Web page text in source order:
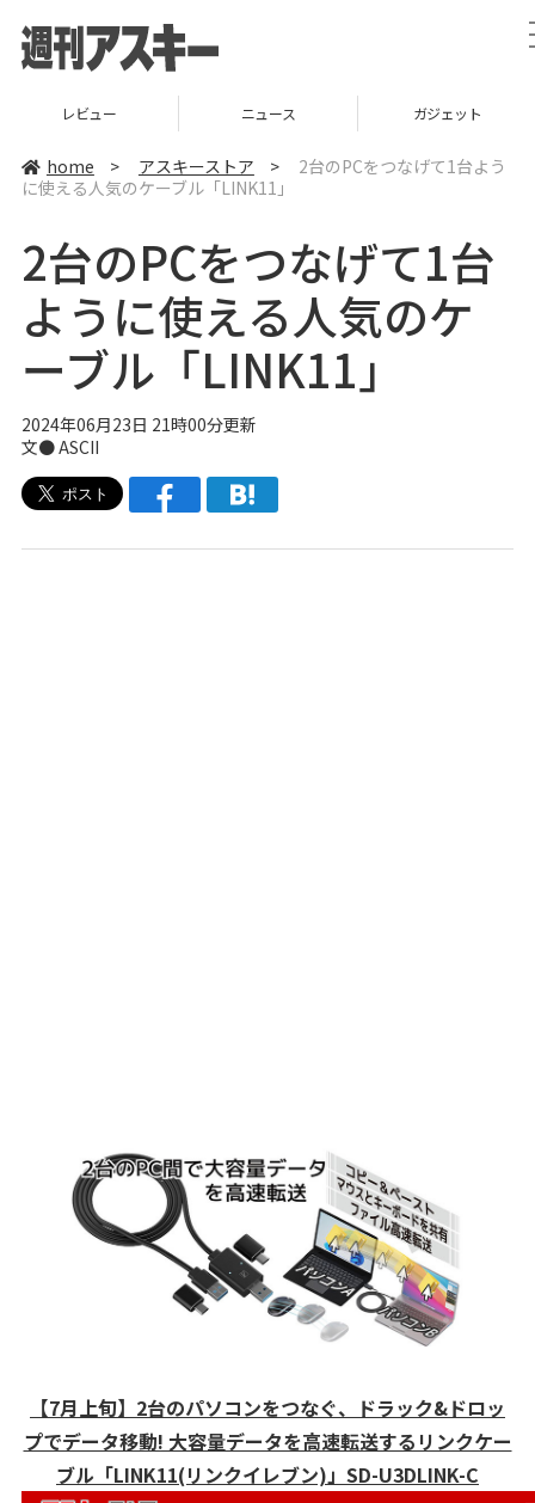
レビュー ニュース ガジェット
home > アスキーストア >
2台のPCをつなげて1台よう
に使える人気のケーブル「LINK11」
2台のPCをつなげて1台
ように使える人気のケ
ーブル「LINK11」
2024年06月23日 21時00分更新
文● ASCII
【7月上旬】2台のパソコンをつなぐ、ドラック&ドロッ
プでデータ移動! 大容量データを高速転送するリンクケー
ブル「LINK11(リンクイレブン)」SD-U3DLINK-C